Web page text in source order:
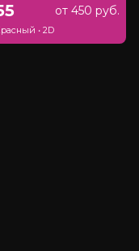
от 450 руб.
• 2D